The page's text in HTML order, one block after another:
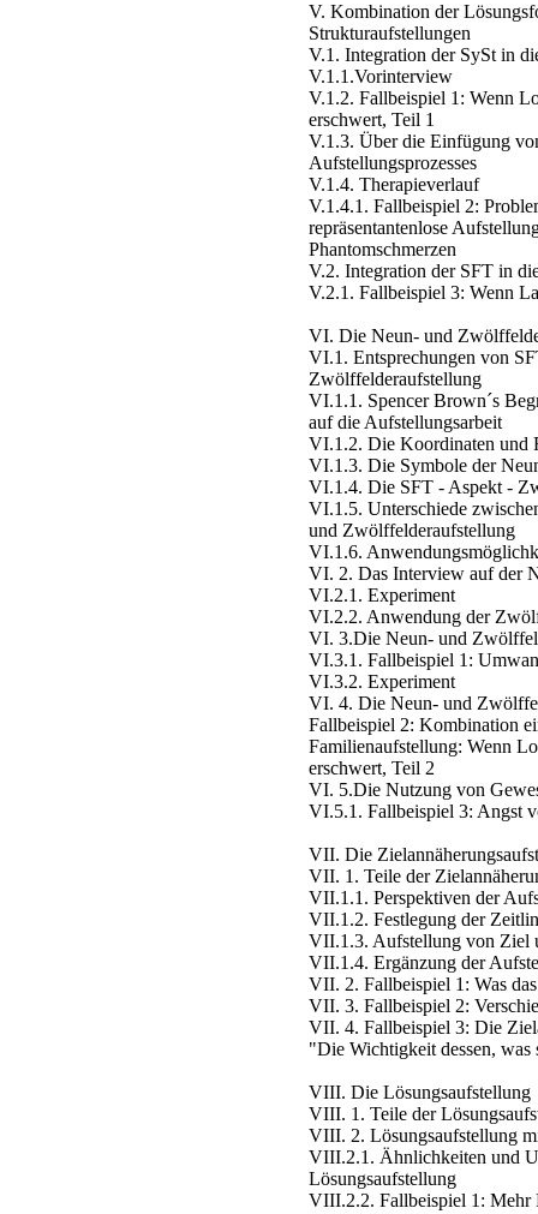
V. Kombination der
Strukturaufstellungen
V.1. Integration der SySt in
V.1.1.Vorinterview
V.1.2. Fallbeispiel 1: Wenn
erschwert, Teil 1
V.1.3. Über die Einfügung
Aufstellungsprozesses
V.1.4. Therapieverlauf
V.1.4.1. Fallbeispiel 2:
repräsentantenlose
Phantomschmerzen
V.2. Integration der SFT in
V.2.1. Fallbeispiel 3: Wenn
VI. Die Neun- und
VI.1. Entsprechungen von
Zwölffelderaufstellung
VI.1.1. Spencer Brown´s
auf die Aufstellungsarbeit
VI.1.2. Die Koordinaten und
VI.1.3. Die Symbole der
VI.1.4. Die SFT - Aspekt -
VI.1.5. Unterschiede
und Zwölffelderaufstellung
VI.1.6.
VI. 2. Das Interview auf der
VI.2.1. Experiment
VI.2.2. Anwendung der
VI. 3.Die Neun- und
VI.3.1. Fallbeispiel 1:
VI.3.2. Experiment
VI. 4. Die Neun- und
Fallbeispiel 2: Kombination
Familienaufstellung: Wenn
erschwert, Teil 2
VI. 5.Die Nutzung von
VI.5.1. Fallbeispiel 3: Angst
VII. Die
VII. 1. Teile der
VII.1.1. Perspektiven der
VII.1.2. Festlegung der
VII.1.3. Aufstellung von Ziel
VII.1.4. Ergänzung der
VII. 2. Fallbeispiel 1: Was
VII. 3. Fallbeispiel 2:
VII. 4. Fallbeispiel 3: Die
"Die Wichtigkeit dessen, was
VIII. Die Lösungsaufstellung
VIII. 1. Teile der
VIII. 2. Lösungsaufstellung
VIII.2.1. Ähnlichkeiten und
Lösungsaufstellung
VIII.2.2. Fallbeispiel 1: Mehr